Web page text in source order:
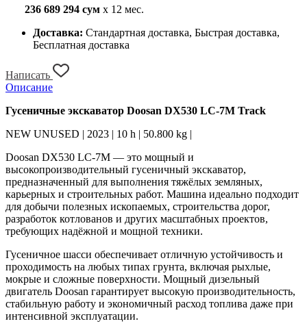
236 689 294 сум x 12 мес.
Доставка: Стандартная доставка, Быстрая доставка,
Бесплатная доставка
Написать
Описание
Гусеничные экскаватор Doosan DX530 LC-7M Track
NEW UNUSED | 2023 | 10 h | 50.800 kg |
Doosan DX530 LC-7M — это мощный и
высокопроизводительный гусеничный экскаватор,
предназначенный для выполнения тяжёлых земляных,
карьерных и строительных работ. Машина идеально подходит
для добычи полезных ископаемых, строительства дорог,
разработок котлованов и других масштабных проектов,
требующих надёжной и мощной техники.
Гусеничное шасси обеспечивает отличную устойчивость и
проходимость на любых типах грунта, включая рыхлые,
мокрые и сложные поверхности. Мощный дизельный
двигатель Doosan гарантирует высокую производительность,
стабильную работу и экономичный расход топлива даже при
интенсивной эксплуатации.